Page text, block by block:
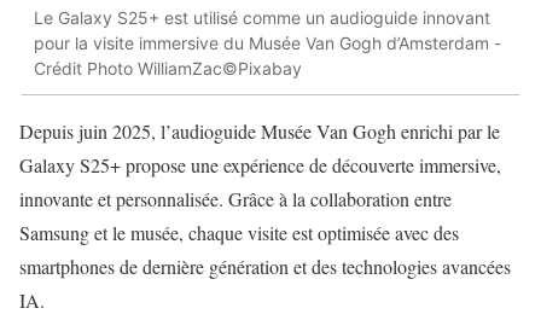
Le Galaxy S25+ est utilisé comme un audioguide innovant
pour la visite immersive du Musée Van Gogh d’Amsterdam -
Crédit Photo WilliamZac©Pixabay
Depuis juin 2025, l’audioguide Musée Van Gogh enrichi par le
Galaxy S25+ propose une expérience de découverte immersive,
innovante et personnalisée. Grâce à la collaboration entre
Samsung et le musée, chaque visite est optimisée avec des
smartphones de dernière génération et des technologies avancées
IA.